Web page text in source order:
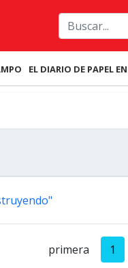
EL DIARIO DE PAPEL
primera 1